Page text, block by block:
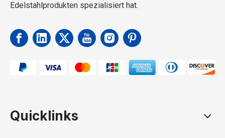
Edelstahlprodukten spezialisiert hat.
Quicklinks